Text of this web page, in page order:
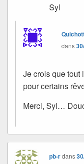
Syl
dans
Je crois que tout
pour certains
Merci, Syl…
pb-rdans